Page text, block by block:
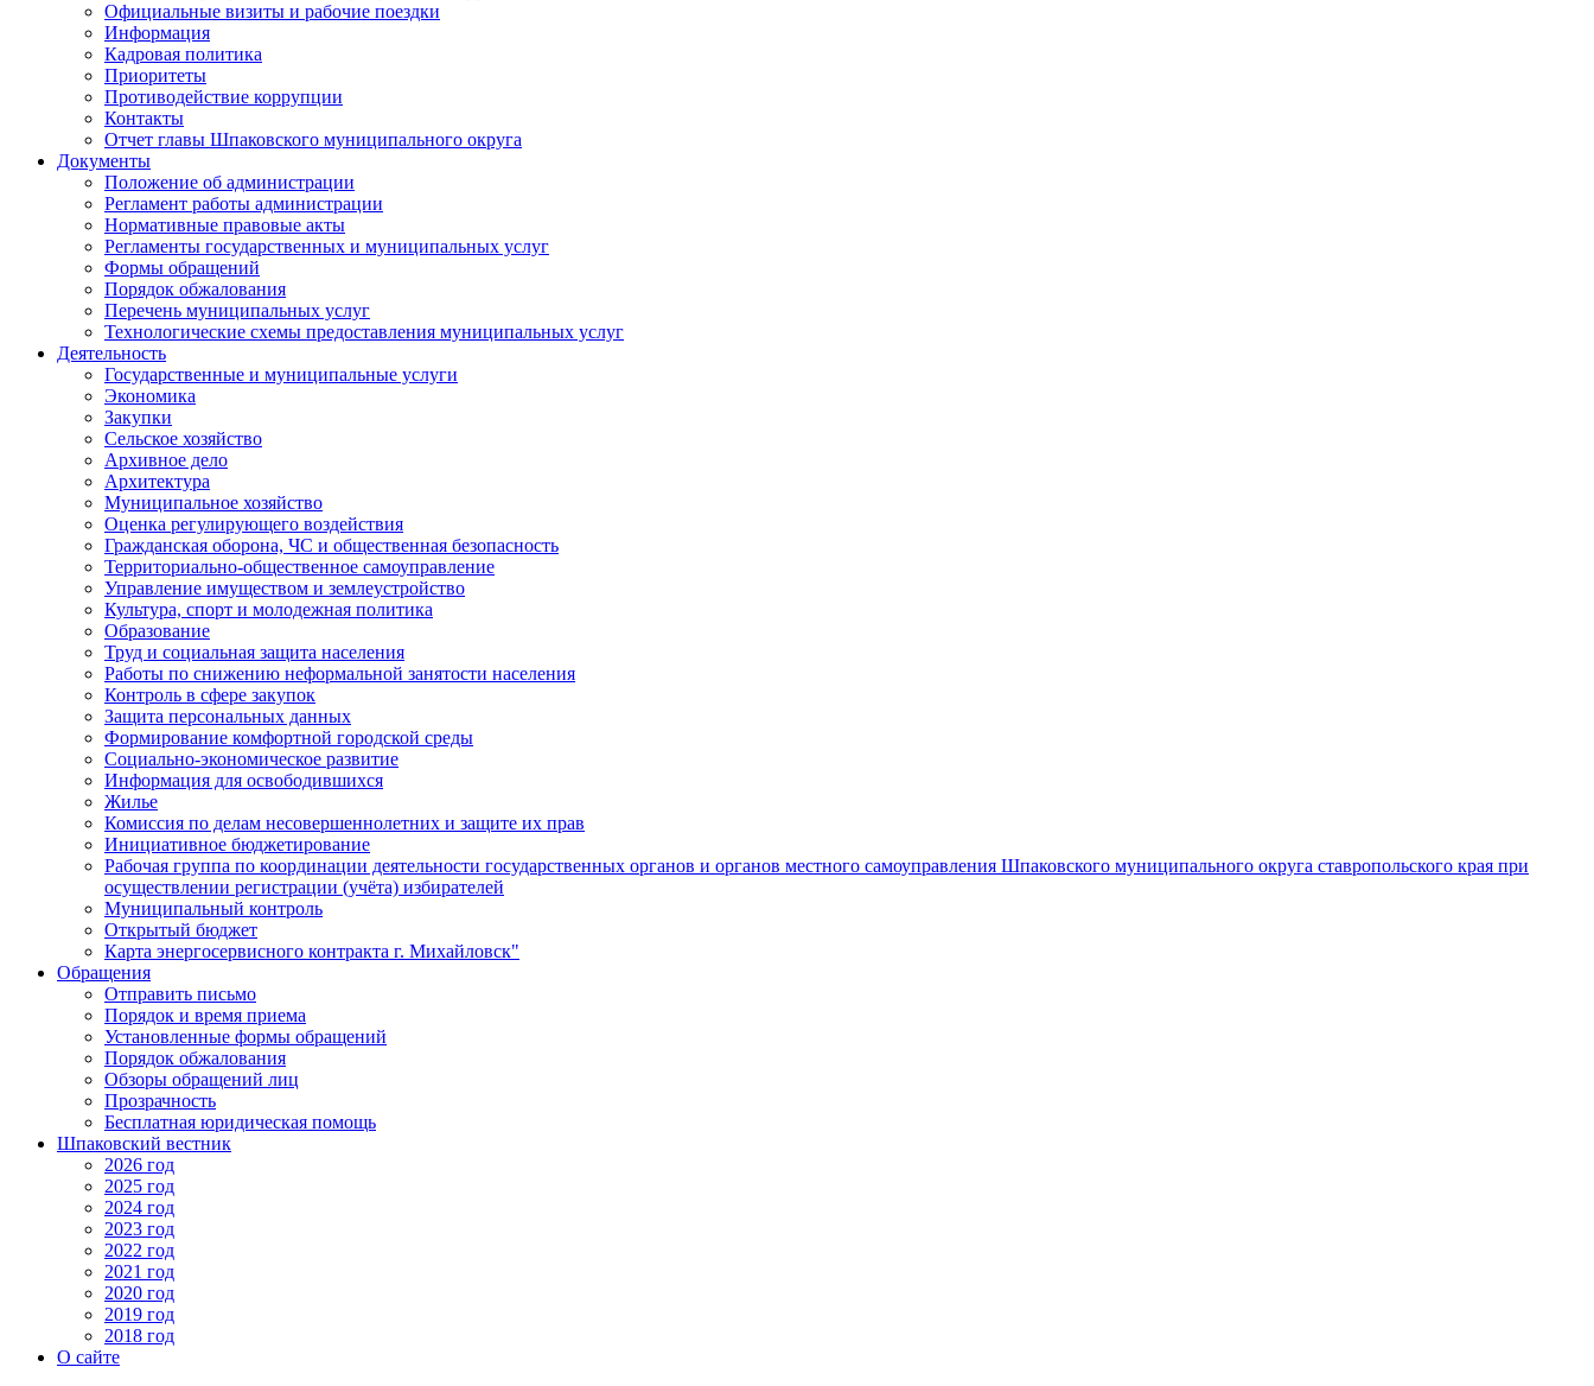
Официальные визиты и рабочие поездки
Информация
Кадровая политика
Приоритеты
Противодействие коррупции
Контакты
Отчет главы Шпаковского муниципального округа
Документы
Положение об администрации
Регламент работы администрации
Нормативные правовые акты
Регламенты государственных и муниципальных услуг
Формы обращений
Порядок обжалования
Перечень муниципальных услуг
Технологические схемы предоставления муниципальных услуг
Деятельность
Государственные и муниципальные услуги
Экономика
Закупки
Сельское хозяйство
Архивное дело
Архитектура
Муниципальное хозяйство
Оценка регулирующего воздействия
Гражданская оборона, ЧС и общественная безопасность
Территориально-общественное самоуправление
Управление имуществом и землеустройство
Культура, спорт и молодежная политика
Образование
Труд и социальная защита населения
Работы по снижению неформальной занятости населения
Контроль в сфере закупок
Защита персональных данных
Формирование комфортной городской среды
Социально-экономическое развитие
Информация для освободившихся
Жилье
Комиссия по делам несовершеннолетних и защите их прав
Инициативное бюджетирование
Рабочая группа по координации деятельности государственных органов и органов местного самоуправления Шпаковского муниципального округа ставропольского края при
осуществлении регистрации (учёта) избирателей
Муниципальный контроль
Открытый бюджет
Карта энергосервисного контракта г. Михайловск"
Обращения
Отправить письмо
Порядок и время приема
Установленные формы обращений
Порядок обжалования
Обзоры обращений лиц
Прозрачность
Бесплатная юридическая помощь
Шпаковский вестник
2026 год
2025 год
2024 год
2023 год
2022 год
2021 год
2020 год
2019 год
2018 год
О сайте